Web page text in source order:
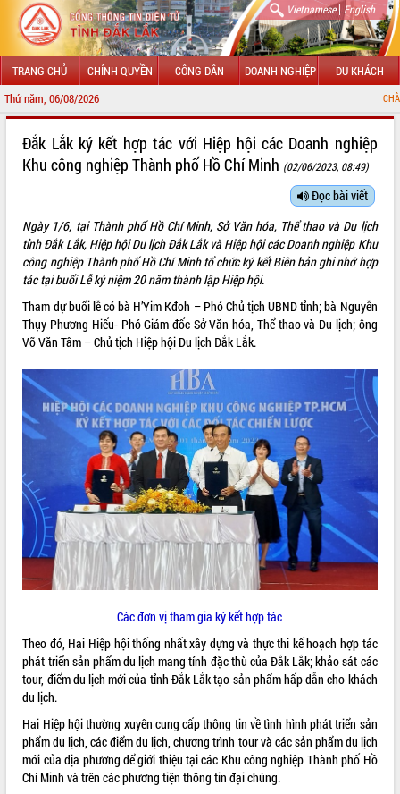
Vietnamese| English
TRANG CHỦ CHÍNH QUYỀN CÔNG DÂN DOANH NGHIỆP DU KHÁCH
Thứ năm, 06/08/2026 CHÀO MỪNG ĐẾN
GIỚI THIỆU
LÃNH ĐẠO UBND TỈNH
SỞ, BAN, NGÀNH
UBND CÁC XÃ, PHƯỜNG
THÔNG TIN CHỈ ĐẠO ĐIỀU HÀNH
HỆ THỐNG VĂN BẢN
VĂN BẢN HĐND TỈNH
ĐIỂM TIN VĂN BẢN
QUY HOẠCH - KẾ HOẠCH
Đắk Lắk ký kết hợp tác với Hiệp hội các Doanh nghiệp
Khu công nghiệp Thành phố Hồ Chí Minh (02/06/2023, 08:49)
Đọc bài viết
Ngày 1/6, tại Thành phố Hồ Chí Minh, Sở Văn hóa, Thể thao và Du lịch
tỉnh Đắk Lắk, Hiệp hội Du lịch Đắk Lắk và Hiệp hội các Doanh nghiệp Khu
công nghiệp Thành phố Hồ Chí Minh tổ chức ký kết Biên bản ghi nhớ hợp
tác tại buổi Lễ kỷ niệm 20 năm thành lập Hiệp hội.
Tham dự buổi lễ có bà H’Yim Kđoh – Phó Chủ tịch UBND tỉnh; bà Nguyễn
Thụy Phương Hiếu- Phó Giám đốc Sở Văn hóa, Thể thao và Du lịch; ông
Võ Văn Tâm – Chủ tịch Hiệp hội Du lịch Đắk Lắk.
Các đơn vị tham gia ký kết hợp tác
Theo đó, Hai Hiệp hội thống nhất xây dựng và thực thi kế hoạch hợp tác
phát triển sản phẩm du lịch mang tính đặc thù của Đắk Lắk; khảo sát các
tour, điểm du lịch mới của tỉnh Đắk Lắk tạo sản phẩm hấp dẫn cho khách
du lịch.
Hai Hiệp hội thường xuyên cung cấp thông tin về tình hình phát triển sản
phẩm du lịch, các điểm du lịch, chương trình tour và các sản phẩm du lịch
mới của địa phương để giới thiệu tại các Khu công nghiệp Thành phố Hồ
Chí Minh và trên các phương tiện thông tin đại chúng.